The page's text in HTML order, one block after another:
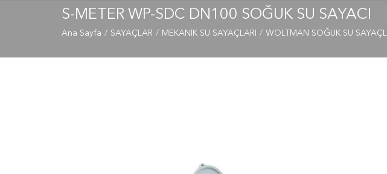
S-METER WP-SDC DN100 SOĞUK SU SAYACI
Ana Sayfa SAYAÇLAR MEKANİK SU SAYAÇLARI WOLTMAN SOĞUK SU